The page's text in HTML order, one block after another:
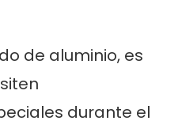
de aluminio, es
durante el